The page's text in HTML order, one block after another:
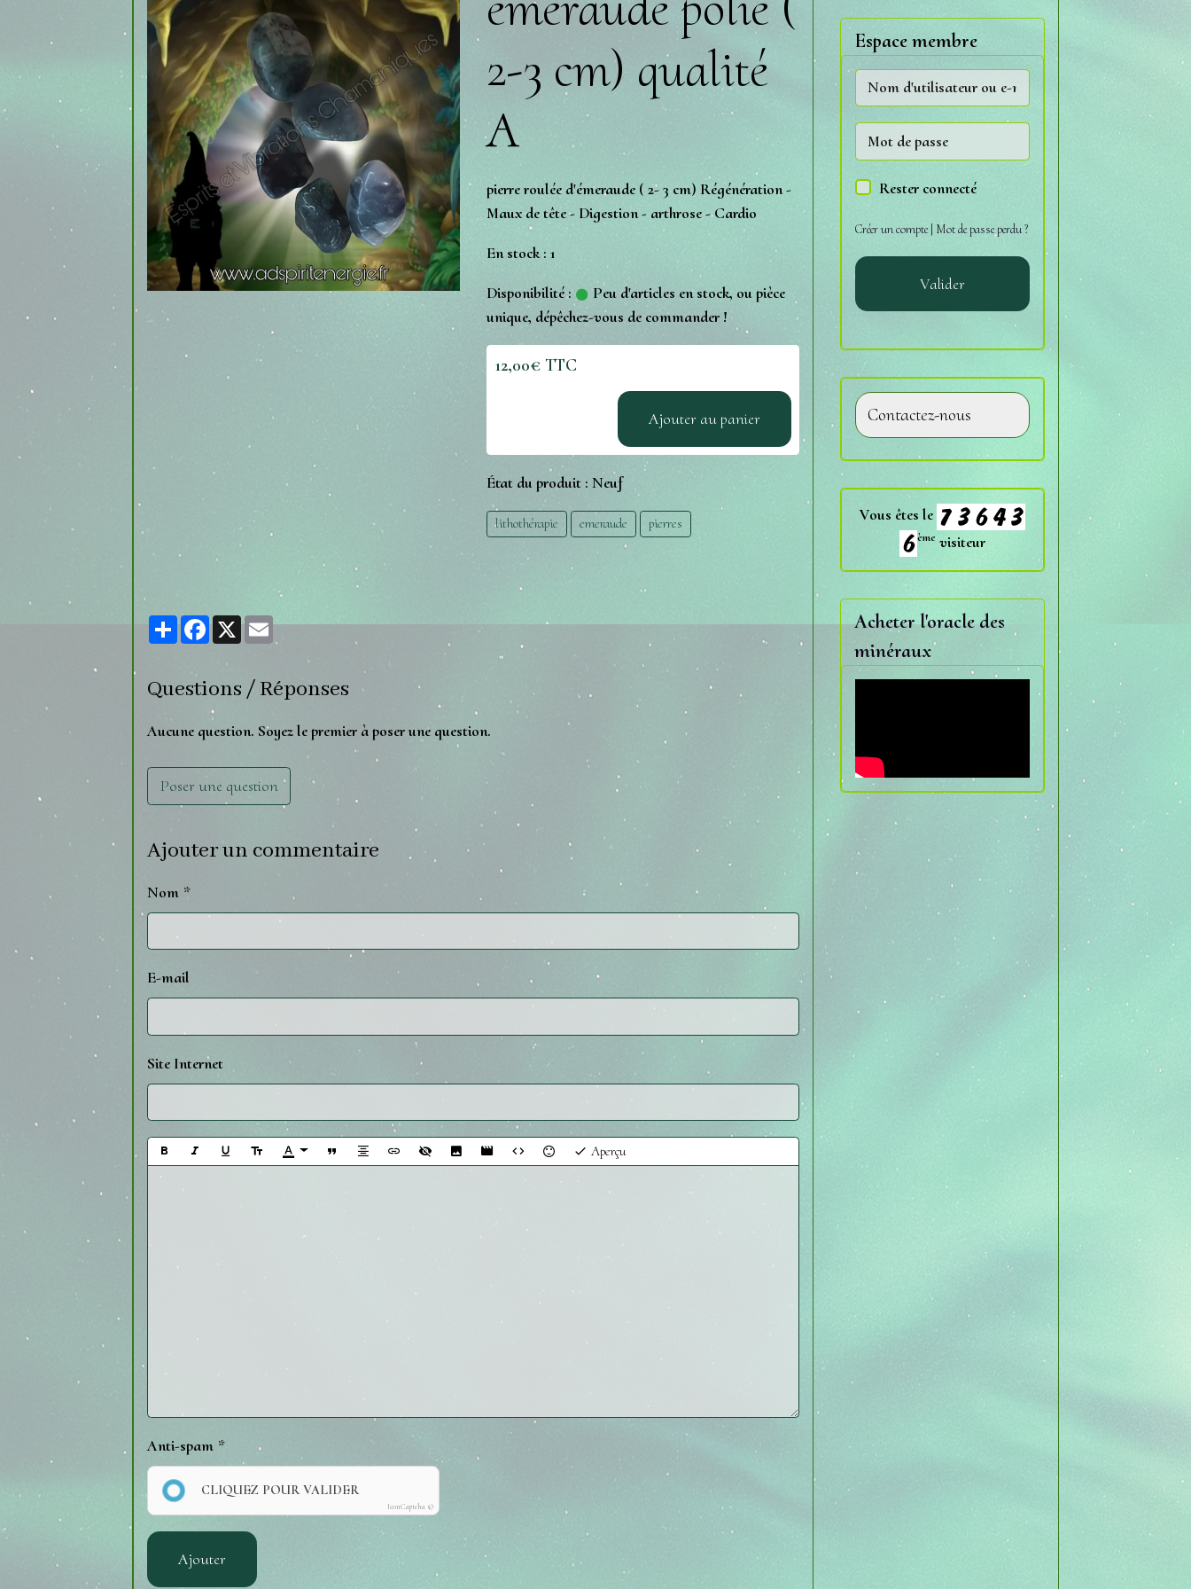
2-3 cm) qualité
A
pierre roulée d'émeraude ( 2- 3 cm) Régénération -
Maux de tête - Digestion - arthrose - Cardio
En stock : 1
Disponibilité :
Peu d'articles en stock, ou pièce
unique, dépêchez-vous de commander !
12,00€ TTC
Ajouter au panier
État du produit : Neuf
lithothérapie emeraude pierres
PartagerFacebook
X Email
Questions / Réponses
Aucune question. Soyez le premier à poser une question.
Poser une question
Ajouter un commentaire
Nom
E-mail
Site Internet
Aperçu
Anti-spam
CLIQUEZ POUR VALIDER
IconCaptcha ©
Ajouter
Espace membre
Rester connecté
Créer un compte| Mot de passe perdu ?
Valider
Contactez-nous
Vous êtes le
ème visiteur
Acheter l'oracle des
minéraux